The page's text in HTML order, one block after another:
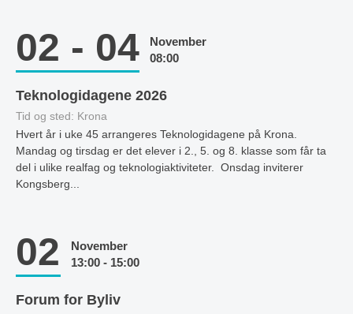
02 - 04
November
08:00
Teknologidagene 2026
Tid og sted: Krona
Hvert år i uke 45 arrangeres Teknologidagene på Krona.
Mandag og tirsdag er det elever i 2., 5. og 8. klasse som får ta
del i ulike realfag og teknologiaktiviteter. Onsdag inviterer
Kongsberg...
02
November
13:00 - 15:00
Forum for Byliv